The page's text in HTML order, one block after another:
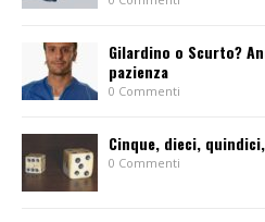
Gilardino o Scurto?
pazienza
0 Commenti
Cinque, dieci,
0 Commenti